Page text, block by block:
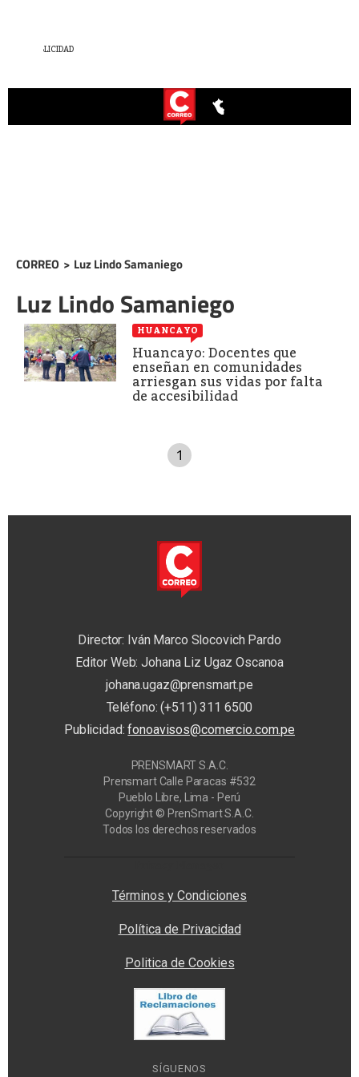
CORREO > Luz Lindo Samaniego
Luz Lindo Samaniego
HUANCAYO
Huancayo: Docentes que
enseñan en comunidades
arriesgan sus vidas por falta
de accesibilidad
1
Director: Iván Marco Slocovich Pardo
Editor Web: Johana Liz Ugaz Oscanoa
johana.ugaz@prensmart.pe
Teléfono: (+511) 311 6500
Publicidad:fonoavisos@comercio.com.pe
PRENSMART S.A.C.
Prensmart Calle Paracas #532
Pueblo Libre, Lima - Perú
Copyright © PrenSmart S.A.C.
Todos los derechos reservados
Términos y Condiciones
Política de Privacidad
Politica de Cookies
SÍGUENOS